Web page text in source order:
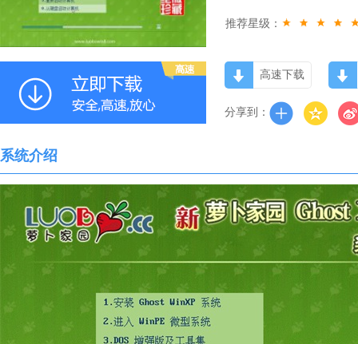
推荐星级：
高速下载
分享到：
系统介绍